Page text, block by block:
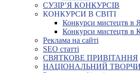
СУЗІР’Я КОНКУРСІВ
КОНКУРСИ В СВІТІ
Конкурси мистецтв в
Конкурси мистецтв в
Реклама на сайті
SEO статті
СВЯТКОВЕ ПРИВІТАННЯ
НАЦІОНАЛЬНИЙ